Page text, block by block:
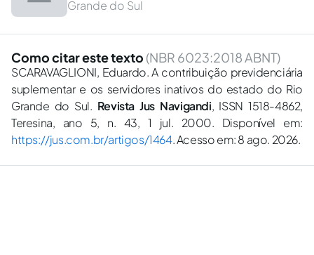
Grande do Sul
Como citar este texto (NBR 6023:2018 ABNT)
SCARAVAGLIONI, Eduardo. A contribuição previdenciária
suplementar e os servidores inativos do estado do Rio
Grande do Sul. Revista Jus Navigandi, ISSN 1518-4862,
Teresina, ano 5, n. 43, 1 jul. 2000. Disponível em:
https://jus.com.br/artigos/1464. Acesso em: 8 ago. 2026.